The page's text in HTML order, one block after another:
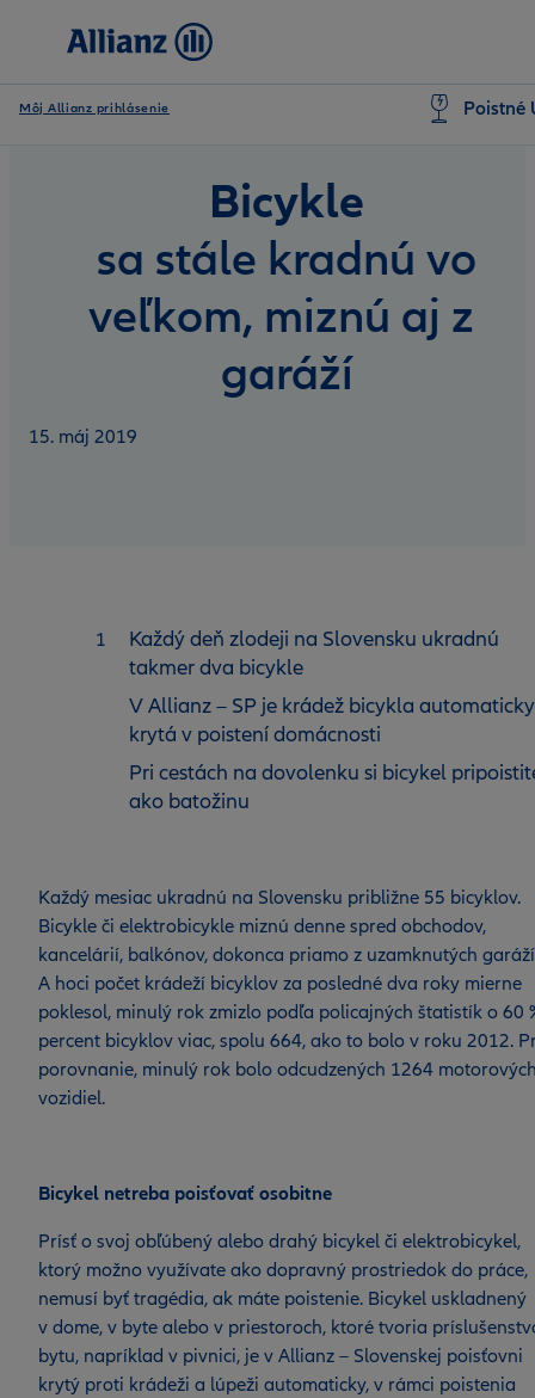
Môj Allianz prihlásenie Poistné
Bicykle
sa stále kradnú vo
veľkom, miznú aj z
garáží
15. máj 2019
Každý deň zlodeji na Slovensku ukradnú
takmer dva bicykle
V Allianz – SP je krádež bicykla automaticky
krytá v poistení domácnosti
Pri cestách na dovolenku si bicykel
ako batožinu
Každý mesiac ukradnú na Slovensku približne 55 bicyklov.
Bicykle či elektrobicykle miznú denne spred obchodov,
kancelárií, balkónov, dokonca priamo z uzamknutých
A hoci počet krádeží bicyklov za posledné dva roky mierne
poklesol, minulý rok zmizlo podľa policajných štatistík o 60
percent bicyklov viac, spolu 664, ako to bolo v roku 2012.
porovnanie, minulý rok bolo odcudzených 1264
vozidiel.
Bicykel netreba poisťovať osobitne
Prísť o svoj obľúbený alebo drahý bicykel či elektrobicykel,
ktorý možno využívate ako dopravný prostriedok do práce,
nemusí byť tragédia, ak máte poistenie. Bicykel uskladnený
v dome, v byte alebo v priestoroch, ktoré tvoria
bytu, napríklad v pivnici, je v Allianz – Slovenskej poisťovni
krytý proti krádeži a lúpeži automaticky, v rámci poistenia